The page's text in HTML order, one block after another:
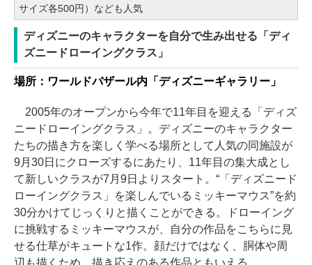
サイズ各500円）なども人気
ディズニーのキャラクターを自分で生み出せる「ディ
ズニードローイングクラス」
場所：ワールドバザール内「ディズニーギャラリー」
2005年のオープンから今年で11年目を迎える「ディズ
ニードローイングクラス」。ディズニーのキャラクター
たちの描き方を楽しく学べる場所として人気の同施設が
9月30日にクローズするにあたり、11年目の集大成とし
て新しいクラスが7月9日よりスタート。“「ディズニード
ローイングクラス」を楽しんでいるミッキーマウス”を約
30分かけてじっくりと描くことができる。ドローイング
に挑戦するミッキーマウスが、自分の作品をこちらに見
せる仕草がキュートな1作。顔だけではなく、胴体や周